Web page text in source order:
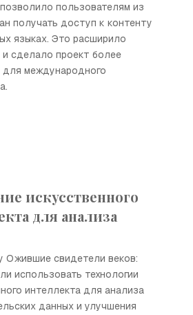
пользователям из
получать доступ к контенту
языках. Это расширило
сделало проект более
международного
искусственного
для анализа
Ожившие свидетели веков:
использовать технологии
интеллекта для анализа
данных и улучшения